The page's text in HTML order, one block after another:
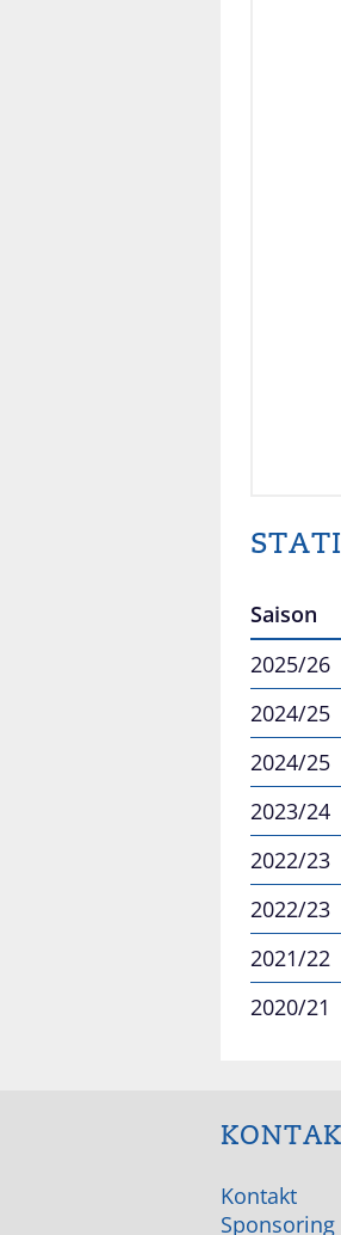
Saison
2025/26
2024/25
2024/25
2023/24
2022/23
2022/23
2021/22
2020/21
Kontakt
Sponsoring